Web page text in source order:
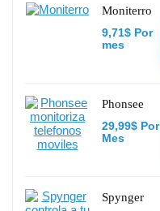
Moniterro
9,71$ Por
mes
Phonsee
29,99$ Por
Mes
Spynger